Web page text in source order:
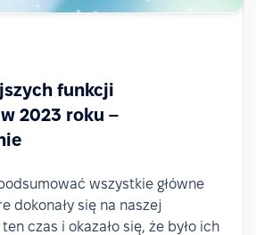
funkcji
2023 roku –
wszystkie główne
dokonały się na naszej
czas i okazało się, że było ich